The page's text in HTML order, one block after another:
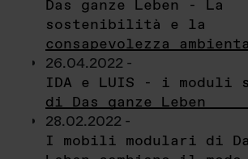
Das ganze Leben - La
sostenibilità e la
consapevolezza
26.04.2022 -
IDA e LUIS - i moduli
di Das ganze Leben
28.02.2022 -
I mobili modulari di